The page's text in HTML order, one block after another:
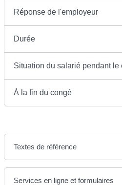
Réponse de l'employeur
Durée
Situation du salarié pendant le
À la fin du congé
Textes de référence
Services en ligne et formulaires